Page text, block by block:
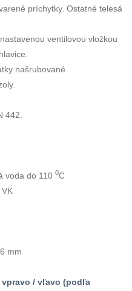
príchytky. Ostatné telesá
ventilovou vložkou
našrubované.
442.
voda do 110 0C
mm
/ vľavo (podľa